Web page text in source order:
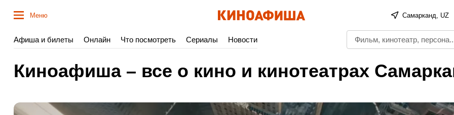
Меню Самарканд, UZ
Афиша и билеты Онлайн Что посмотреть Сериалы Новости
Киноафиша – все о кино и кинотеатрах